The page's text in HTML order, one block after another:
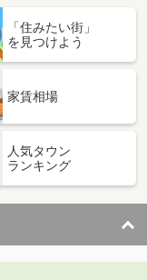
「住みたい街」
を見つけよう
家賃相場
人気タウン
ランキング